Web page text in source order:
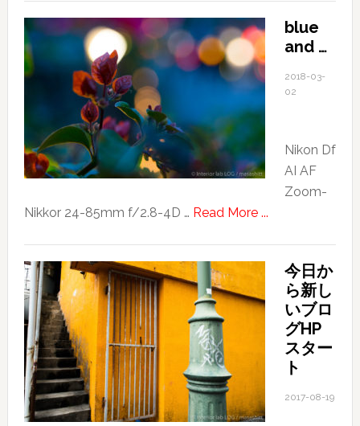
San
Francisco
で
た
い
美
師・
容
師
さ
ん、
相
談
に
の
blue
and …
2018-03-
02
Nikon Df
AI AF
Zoom-
Nikkor 24-85mm f/2.8-4D … Read More ...about
今日か
ら新し
いブロ
グHP
スター
ト
2017-08-19